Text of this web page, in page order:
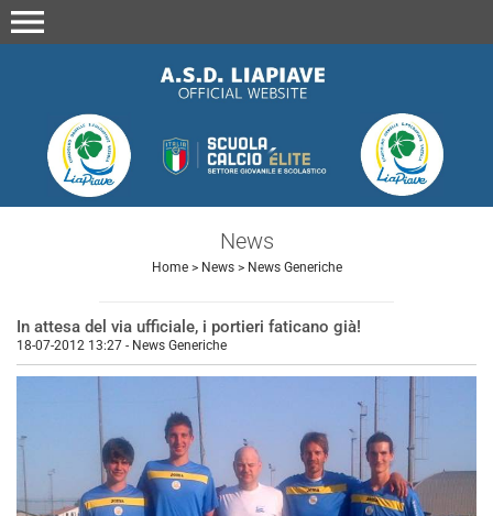
menu
News
Home> News> News Generiche
In attesa del via ufficiale, i portieri faticano già!
18-07-2012 13:27 - News Generiche